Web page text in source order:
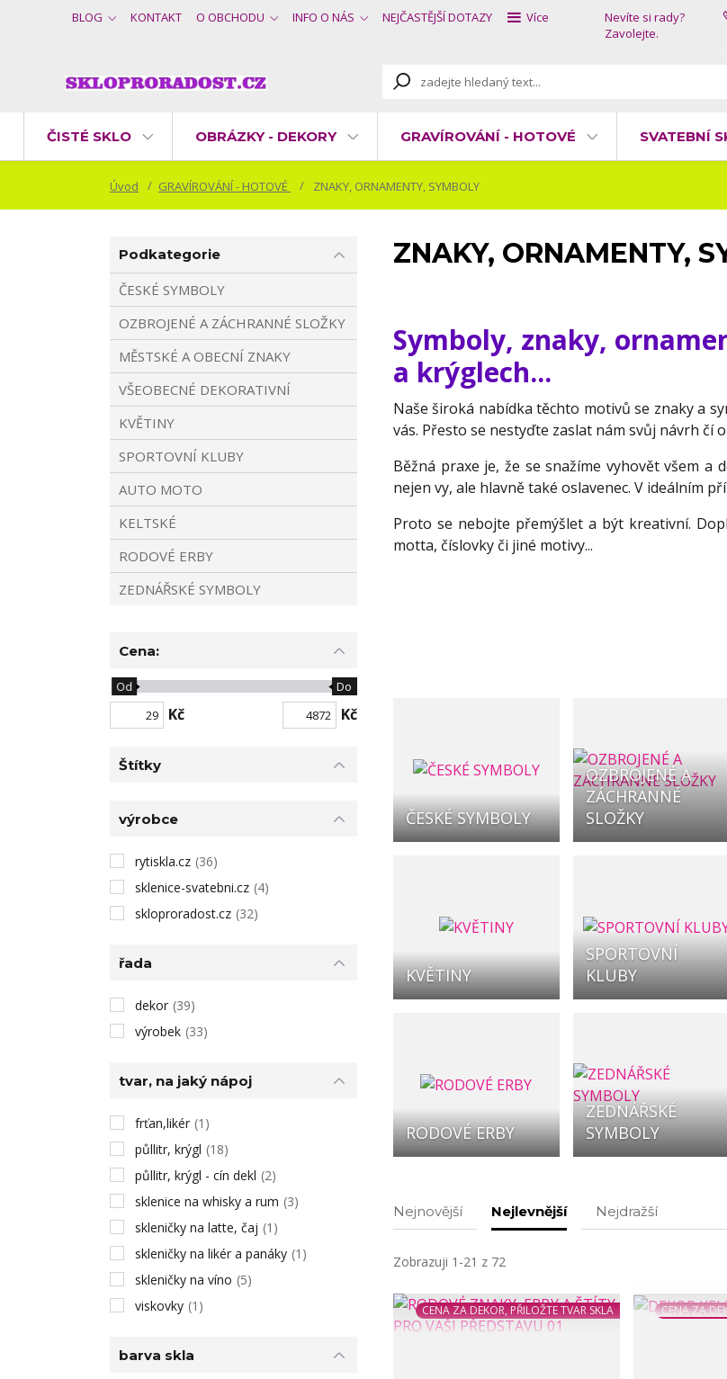
BLOG KONTAKT O OBCHODU INFO O NÁS NEJČASTĚJŠÍ DOTAZY Více
Nevíte si rady?
Zavolejte.
ČISTÉ SKLO OBRÁZKY - DEKORY GRAVÍROVÁNÍ - HOTOVÉ SVATEBNÍ
Úvod GRAVÍROVÁNÍ - HOTOVÉ ZNAKY, ORNAMENTY, SYMBOLY
ZNAKY, ORNAMENTY,
Symboly, znaky,
a krýglech...
Naše široká nabídka těchto motivů se znaky a
vás. Přesto se nestyďte zaslat nám svůj návrh čí
Běžná praxe je, že se snažíme vyhovět všem
nejen vy, ale hlavně také oslavenec. V ideálním
Proto se nebojte přemýšlet a být kreativní.
motta, číslovky či jiné motivy...
ČESKÉ SYMBOLY
OZBROJENÉ A
ZÁCHRANNÉ
SLOŽKY
KVĚTINY
SPORTOVNÍ
KLUBY
RODOVÉ ERBY
ZEDNÁŘSKÉ
SYMBOLY
Nejnovější Nejlevnější Nejdražší
Zobrazuji 1-21 z 72
CENA ZA DEKOR, PŘILOŽTE TVAR SKLA CENA ZA
Podkategorie
ČESKÉ SYMBOLY
OZBROJENÉ A ZÁCHRANNÉ SLOŽKY
MĚSTSKÉ A OBECNÍ ZNAKY
VŠEOBECNÉ DEKORATIVNÍ
KVĚTINY
SPORTOVNÍ KLUBY
AUTO MOTO
KELTSKÉ
RODOVÉ ERBY
ZEDNÁŘSKÉ SYMBOLY
Cena:
Kč
Od Do
Kč
Štítky
výrobce
rytiskla.cz (36)
sklenice-svatebni.cz (4)
skloproradost.cz (32)
řada
dekor (39)
výrobek (33)
tvar, na jaký nápoj
frťan,likér (1)
půllitr, krýgl (18)
půllitr, krýgl - cín dekl (2)
sklenice na whisky a rum (3)
skleničky na latte, čaj (1)
skleničky na likér a panáky (1)
skleničky na víno (5)
viskovky (1)
barva skla